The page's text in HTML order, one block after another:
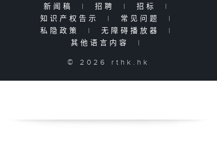
新闻稿 | 招聘 | 招标
|
知识产权告示
| 常见问题
|
私隐政策
| 无障碍播放器
|
其他语言内容
|
© 2026 rthk.hk